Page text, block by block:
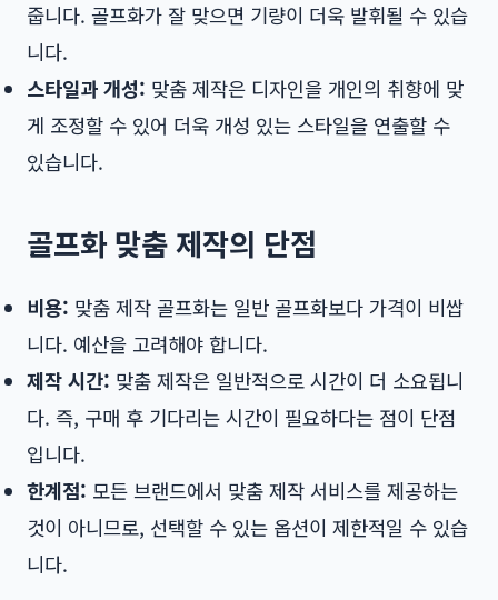
줍니다. 골프화가 잘 맞으면 기량이 더욱 발휘될 수 있습
니다.
스타일과 개성: 맞춤 제작은 디자인을 개인의 취향에 맞
게 조정할 수 있어 더욱 개성 있는 스타일을 연출할 수
있습니다.
골프화 맞춤 제작의 단점
비용: 맞춤 제작 골프화는 일반 골프화보다 가격이 비쌉
니다. 예산을 고려해야 합니다.
제작 시간: 맞춤 제작은 일반적으로 시간이 더 소요됩니
다. 즉, 구매 후 기다리는 시간이 필요하다는 점이 단점
입니다.
한계점: 모든 브랜드에서 맞춤 제작 서비스를 제공하는
것이 아니므로, 선택할 수 있는 옵션이 제한적일 수 있습
니다.